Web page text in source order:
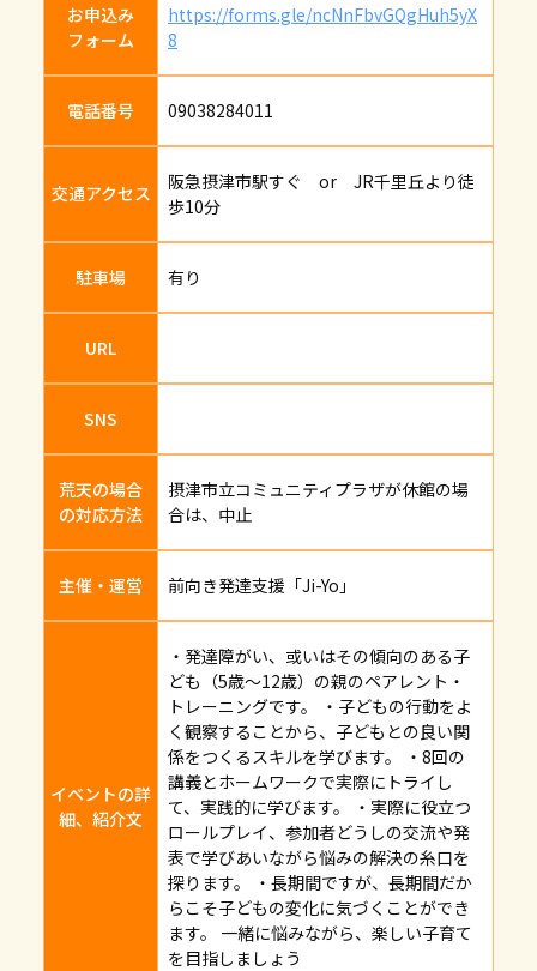
お申込み
フォーム
https://forms.gle/ncNnFbvGQgHuh5yX
8
電話番号 09038284011
交通アクセス
阪急摂津市駅すぐ or JR千里丘より徒
歩10分
駐車場 有り
URL
SNS
荒天の場合
の対応方法
摂津市立コミュニティプラザが休館の場
合は、中止
主催・運営 前向き発達支援「Ji-Yo」
イベントの詳
細、紹介文
・発達障がい、或いはその傾向のある子
ども（5歳～12歳）の親のペアレント・
トレーニングです。 ・子どもの行動をよ
く観察することから、子どもとの良い関
係をつくるスキルを学びます。 ・8回の
講義とホームワークで実際にトライし
て、実践的に学びます。 ・実際に役立つ
ロールプレイ、参加者どうしの交流や発
表で学びあいながら悩みの解決の糸口を
探ります。 ・長期間ですが、長期間だか
らこそ子どもの変化に気づくことができ
ます。 一緒に悩みながら、楽しい子育て
を目指しましょう